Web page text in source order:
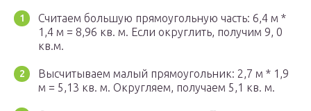
Считаем большую прямоугольную часть: 6,4 м *
1,4 м = 8,96 кв. м. Если округлить, получим 9, 0
кв.м.
Высчитываем малый прямоугольник: 2,7 м * 1,9
м = 5,13 кв. м. Округляем, получаем 5,1 кв. м.